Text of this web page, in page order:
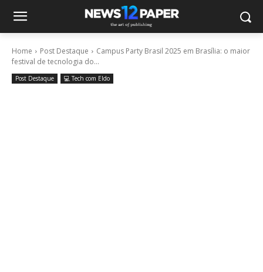
Home Post Destaque
Campus Party Brasil 2025 em Brasília: o maior
festival de tecnologia do...
Post Destaque 💻 Tech com Eldo